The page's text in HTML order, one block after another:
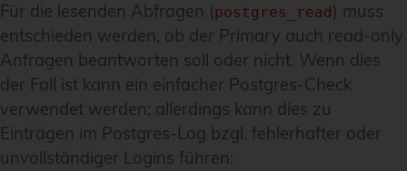
Für die lesenden Abfragen (postgres_read ) muss
entschieden werden, ob der Primary auch read-only
Anfragen beantworten soll oder nicht. Wenn dies
der Fall ist kann ein einfacher Postgres-Check
verwendet werden; allerdings kann dies zu
Einträgen im Postgres-Log bzgl. fehlerhafter oder
unvollständiger Logins führen: